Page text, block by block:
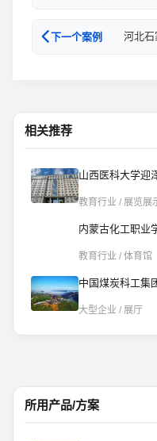
河北石
下一个案例
相关推荐
山西医科大学迎
教育行业 / 展览展
教育行业 / 体育馆
大型企业 / 展厅
所用产品/方案